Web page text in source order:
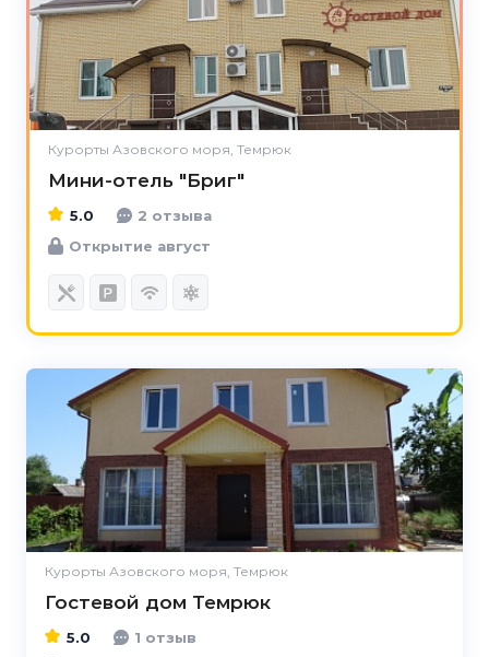
Курорты Азовского моря, Темрюк
Мини-отель "Бриг"
5.0
2 отзыва
Открытие август
Курорты Азовского моря, Темрюк
Гостевой дом Темрюк
5.0
5.0
1 отзыв